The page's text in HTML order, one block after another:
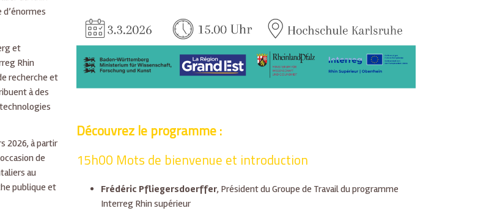
et
Rhin
recherche et
à des
2026, à partir
de
au
publique et
Découvrez le programme :
15h00 Mots de bienvenue et introduction
Frédéric Pfliegersdoerffer, Président du Groupe de Travail du programme
Interreg Rhin supérieur